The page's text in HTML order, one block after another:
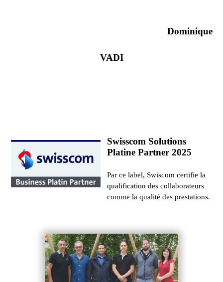
Dominique
VADI
Swisscom Solutions
Platine Partner 2025
Par ce label, Swiscom certifie la
qualification des collaborateurs
comme la qualité des prestations.